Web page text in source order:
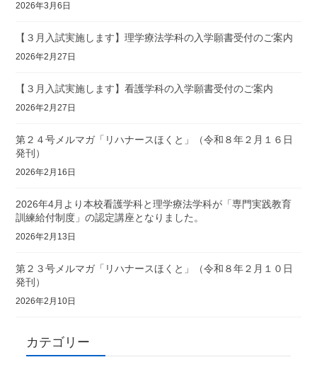
2026年3月6日
【３月入試実施します】理学療法学科の入学願書受付のご案内
2026年2月27日
【３月入試実施します】看護学科の入学願書受付のご案内
2026年2月27日
第２４号メルマガ「リハナースほくと」（令和８年２月１６日
発刊）
2026年2月16日
2026年4月より本校看護学科と理学療法学科が「専門実践教育
訓練給付制度」の認定講座となりました。
2026年2月13日
第２３号メルマガ「リハナースほくと」（令和８年２月１０日
発刊）
2026年2月10日
カテゴリー